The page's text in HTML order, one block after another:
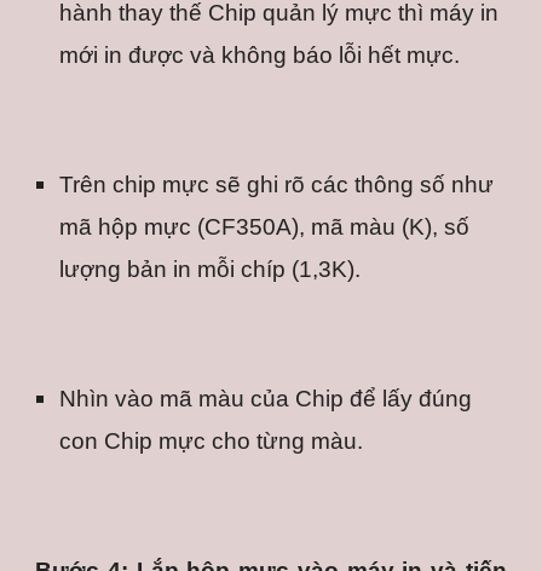
hành thay thế Chip quản lý mực thì máy in
mới in được và không báo lỗi hết mực.
Trên chip mực sẽ ghi rõ các thông số như
mã hộp mực (CF350A), mã màu (K), số
lượng bản in mỗi chíp (1,3K).
Nhìn vào mã màu của Chip để lấy đúng
con Chip mực cho từng màu.